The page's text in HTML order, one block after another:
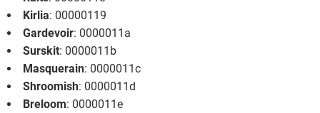
Kirlia: 00000119
Gardevoir: 0000011a
Surskit: 0000011b
Masquerain: 0000011c
Shroomish: 0000011d
Breloom: 0000011e